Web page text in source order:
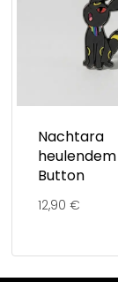
Nachtara
Button
12,90 €